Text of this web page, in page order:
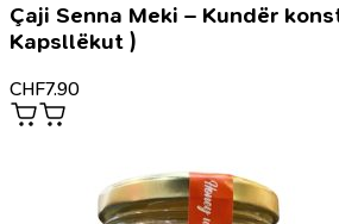
Çaji Senna Meki – Kundër
Kapsllëkut )
CHF7.90